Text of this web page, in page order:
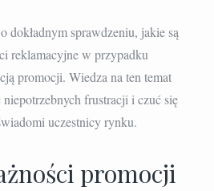
dokładnym sprawdzeniu, jakie są
reklamacyjne w przypadku
promocji. Wiedza na ten temat
frustracji i czuć się
uczestnicy rynku.
promocji